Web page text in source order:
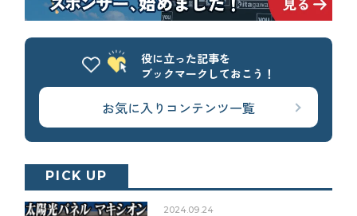
役に立った記事を
ブックマークしておこう！
お気に入りコンテンツ一覧
PICK UP
2024.09.24